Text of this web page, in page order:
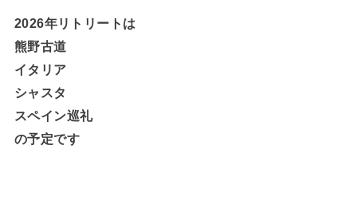
2026年リトリートは
熊野古道
イタリア
シャスタ
スペイン巡礼
の予定です